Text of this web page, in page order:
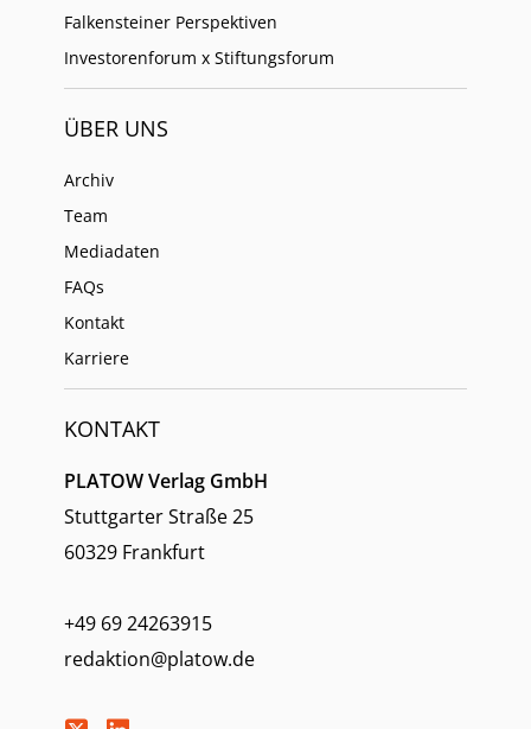
Falkensteiner Perspektiven
Investorenforum x Stiftungsforum
ÜBER UNS
Archiv
Team
Mediadaten
FAQs
Kontakt
Karriere
KONTAKT
PLATOW Verlag GmbH
Stuttgarter Straße 25
60329 Frankfurt
+49 69 24263915
redaktion@platow.de